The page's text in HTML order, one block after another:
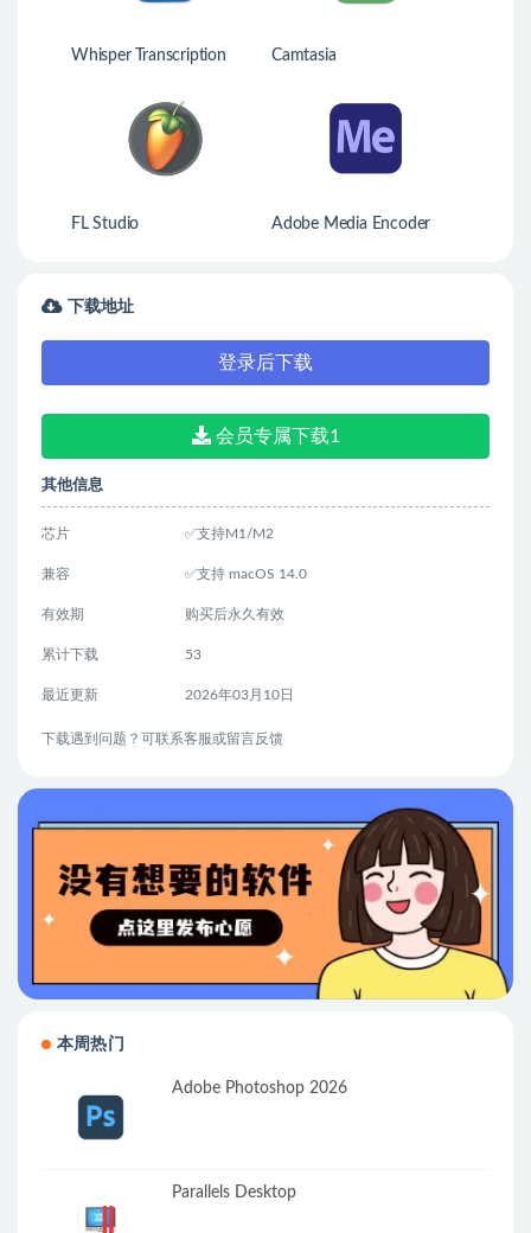
Whisper Transcription Camtasia
FL Studio
Adobe Media Encoder
下载地址
登录后下载
会员专属下载1
其他信息
芯片 ✅支持M1/M2
兼容 ✅支持 macOS 14.0
有效期 购买后永久有效
累计下载 53
最近更新 2026年03月10日
下载遇到问题？可联系客服或留言反馈
本周热门
Adobe Photoshop 2026
Parallels Desktop